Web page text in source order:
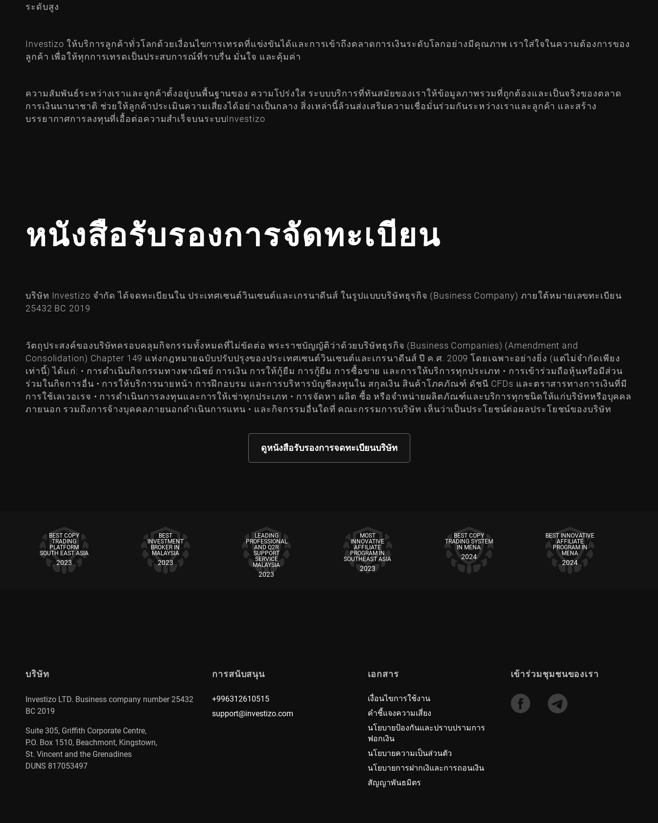
ระดับสูง
Investizo ให้บริการลูกค้าทั่วโลกด้วยเงื่อนไขการเทรดที่แข่งขันได้และการเข้าถึงตลาดการเงินระดับโลกอย่างมีคุณภาพ เราใส่ใจในความต้องการของ
ลูกค้า เพื่อให้ทุกการเทรดเป็นประสบการณ์ที่ราบรื่น มั่นใจ และคุ้มค่า
ความสัมพันธ์ระหว่างเราและลูกค้าตั้งอยู่บนพื้นฐานของ ความโปร่งใส ระบบบริการที่ทันสมัยของเราให้ข้อมูลภาพรวมที่ถูกต้องและเป็นจริงของตลาด
การเงินนานาชาติ ช่วยให้ลูกค้าประเมินความเสี่ยงได้อย่างเป็นกลาง สิ่งเหล่านี้ล้วนส่งเสริมความเชื่อมั่นร่วมกันระหว่างเราและลูกค้า และสร้าง
บรรยากาศการลงทุนที่เอื้อต่อความสำเร็จบนระบบInvestizo
หนังสือรับรองการจัดทะเบียน
บริษัท Investizo จำกัด ได้จดทะเบียนใน ประเทศเซนต์วินเซนต์และเกรนาดีนส์ ในรูปแบบบริษัทธุรกิจ (Business Company) ภายใต้หมายเลขทะเบียน
25432 BC 2019
วัตถุประสงค์ของบริษัทครอบคลุมกิจกรรมทั้งหมดที่ไม่ขัดต่อ พระราชบัญญัติว่าด้วยบริษัทธุรกิจ (Business Companies) (Amendment and
Consolidation) Chapter 149 แห่งกฎหมายฉบับปรับปรุงของประเทศเซนต์วินเซนต์และเกรนาดีนส์ ปี ค.ศ. 2009 โดยเฉพาะอย่างยิ่ง (แต่ไม่จำกัดเพียง
เท่านี้) ได้แก่: • การดำเนินกิจกรรมทางพาณิชย์ การเงิน การให้กู้ยืม การกู้ยืม การซื้อขาย และการให้บริการทุกประเภท • การเข้าร่วมถือหุ้นหรือมีส่วน
ร่วมในกิจการอื่น • การให้บริการนายหน้า การฝึกอบรม และการบริหารบัญชีลงทุนใน สกุลเงิน สินค้าโภคภัณฑ์ ดัชนี CFDs และตราสารทางการเงินที่มี
การใช้เลเวอเรจ • การดำเนินการลงทุนและการให้เช่าทุกประเภท • การจัดหา ผลิต ซื้อ หรือจำหน่ายผลิตภัณฑ์และบริการทุกชนิดให้แก่บริษัทหรือบุคคล
ภายนอก รวมถึงการจ้างบุคคลภายนอกดำเนินการแทน • และกิจกรรมอื่นใดที่ คณะกรรมการบริษัท เห็นว่าเป็นประโยชน์ต่อผลประโยชน์ของบริษัท
ดูหนังสือรับรองการจดทะเบียนบริษัท
BEST COPY
TRADING
PLATFORM
SOUTH EAST ASIA
2023
BEST
INVESTMENT
BROKER IN
MALAYSIA
2023
LEADING
PROFESSIONAL
AND Q2R
SUPPORT
SERVICE
MALAYSIA
2023
MOST
INNOVATIVE
AFFILIATE
PROGRAM IN
SOUTHEAST ASIA
2023
BEST COPY
TRADING SYSTEM
IN MENA
2024
BEST INNOVATIVE
AFFILIATE
PROGRAM IN
MENA
2024
บริษัท
Investizo LTD. Business company number 25432
BC 2019
Suite 305, Griffith Corporate Centre,
P.O. Box 1510, Beachmont, Kingstown,
St. Vincent and the Grenadines
DUNS 817053497
การสนับสนุน
+996312610515
support@investizo.com
เอกสาร
เงื่อนไขการใช้งาน
คำชี้แจงความเสี่ยง
นโยบายป้องกันและปราบปรามการ
ฟอกเงิน
นโยบายความเป็นส่วนตัว
นโยบายการฝากเงิและการถอนเงิน
สัญญาพันธมิตร
เข้าร่วมชุมชนของเรา